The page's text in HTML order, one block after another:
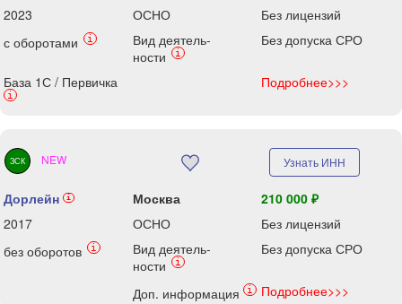
2023 ОСНО
Без лицензий
с оборотами
i
Вид деятель-
ности
i
Без допуска СРО
База 1С / Первичка
i
Подробнее>>>
ЗСК NEW Узнать ИНН
Дорлейн i Москва
210 000 ₽
2017
ОСНО
Без лицензий
без оборотов
i
Вид деятель-
ности
i
Без допуска СРО
Доп. информация i Подробнее>>>